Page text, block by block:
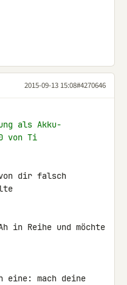
2015-09-13 15:08#4270646
als Akku-
von Ti
dir falsch
in Reihe und möchte
mach deine